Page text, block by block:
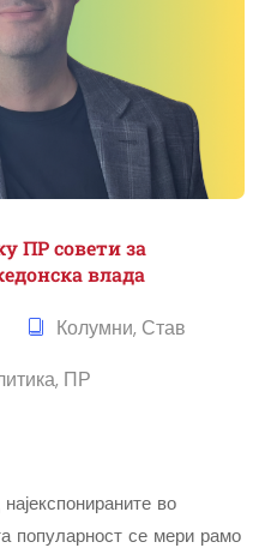
ПР совети за
влада
Колумни, Став
, ПР
во
популарност се мери рамо